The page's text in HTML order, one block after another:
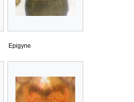
Epigyne